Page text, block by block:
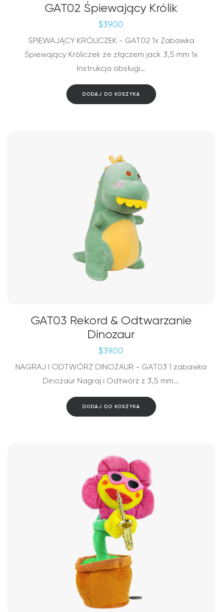
GAT02 Śpiewający Królik
$39.00
ŚPIEWAJĄCY KRÓLICZEK - GAT02 1x Zabawka
Śpiewający Króliczek ze złączem jack 3,5 mm 1x
Instrukcja obsługi…
DODAJ DO KOSZYKA
GAT03 Rekord & Odtwarzanie
Dinozaur
$39.00
NAGRAJ I ODTWÓRZ DINOZAUR - GAT03 1 zabawka
Dinozaur Nagraj i Odtwórz z 3,5 mm...
DODAJ DO KOSZYKA